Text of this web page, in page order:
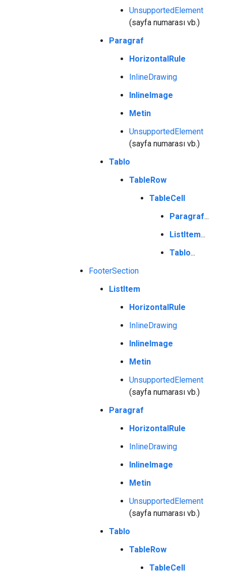
UnsupportedElement
(sayfa numarası vb.)
Paragraf
HorizontalRule
InlineDrawing
InlineImage
Metin
UnsupportedElement
(sayfa numarası vb.)
Tablo
TableRow
TableCell
Paragraf...
ListItem...
Tablo...
FooterSection
ListItem
HorizontalRule
InlineDrawing
InlineImage
Metin
UnsupportedElement
(sayfa numarası vb.)
Paragraf
HorizontalRule
InlineDrawing
InlineImage
Metin
UnsupportedElement
(sayfa numarası vb.)
Tablo
TableRow
TableCell